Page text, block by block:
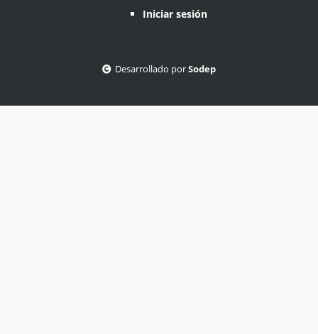
Iniciar sesión
Desarrollado porSodep